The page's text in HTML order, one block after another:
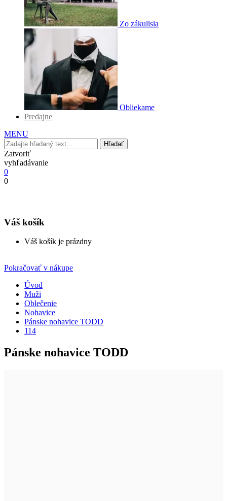
Zo zákulisia
Obliekame
Predajne
MENU
Hľadať
Zatvoriť
vyhľadávanie
0
0
Váš košík
Váš košík je prázdny
Pokračovať v nákupe
Úvod
Muži
Oblečenie
Nohavice
Pánske nohavice TODD
114
Pánske nohavice TODD